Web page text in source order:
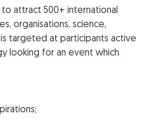
attract 500+ international
organisations, science,
targeted at participants active
looking for an event which